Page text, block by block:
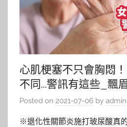
心肌梗塞不只會胸悶
不同…警訊有這些_飄
Posted on 2021-07-06 by admin
※退化性關節炎施打玻尿酸真